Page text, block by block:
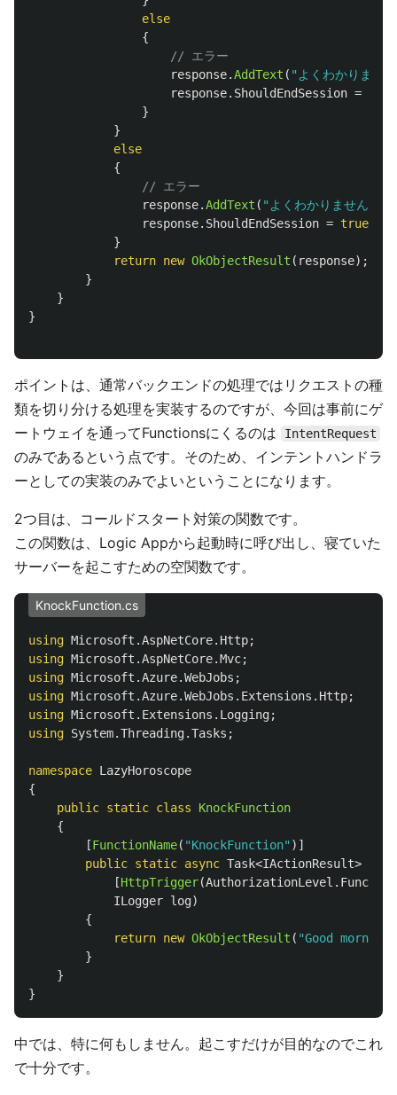
else
{
// エラー
response.AddText ( "よくわかりませ
response. ShouldEndSession =
}
}
else
{
// エラー
response.AddText ( "よくわかりませんで
response. ShouldEndSession = true
}
return new OkObjectResult ( response);
}
}
}
ポイントは、通常バックエンドの処理ではリクエストの種
類を切り分ける処理を実装するのですが、今回は事前にゲ
ートウェイを通ってFunctionsにくるのは
IntentRequest
のみであるという点です。そのため、インテントハンドラ
ーとしての実装のみでよいということになります。
2つ目は、コールドスタート対策の関数です。
この関数は、Logic Appから起動時に呼び出し、寝ていた
サーバーを起こすための空関数です。
KnockFunction.cs
using Microsoft.AspNetCore.Http;
using Microsoft.AspNetCore.Mvc;
using Microsoft.Azure.WebJobs ;
using Microsoft.Azure.WebJobs.Extensions.Http;
using Microsoft.Extensions.Logging;
using System.Threading.Tasks ;
namespace LazyHoroscope
{
public static class
KnockFunction
{
[FunctionName( "KnockFunction" )]
public static async Task<IActionResult>
[HttpTrigger(AuthorizationLevel . Function
ILogger log)
{
return new OkObjectResult ( "Good morning"
}
}
}
中では、特に何もしません。起こすだけが目的なのでこれ
で十分です。